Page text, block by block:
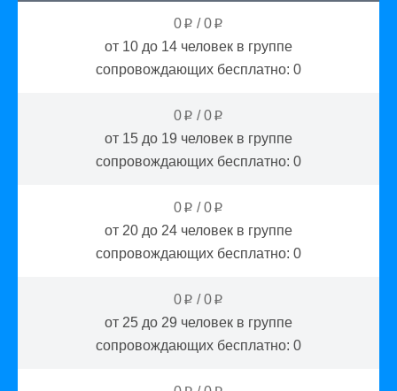
0 p /0 p
от 10 до 14 человек в группе
сопровождающих бесплатно: 0
0 p /0 p
от 15 до 19 человек в группе
сопровождающих бесплатно: 0
0 p /0 p
от 20 до 24 человек в группе
сопровождающих бесплатно: 0
0 p /0 p
от 25 до 29 человек в группе
сопровождающих бесплатно: 0